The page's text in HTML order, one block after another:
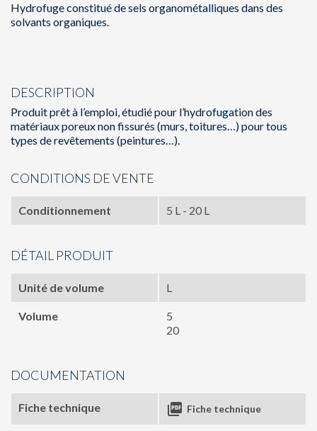
Hydrofuge constitué de sels organométalliques dans des
solvants organiques.
DESCRIPTION
Produit prêt à l’emploi, étudié pour l’hydrofugation des
matériaux poreux non fissurés (murs, toitures…) pour tous
types de revêtements (peintures…).
CONDITIONS DE VENTE
Conditionnement 5 L - 20 L
DÉTAIL PRODUIT
Unité de volume L
Volume
5
20
DOCUMENTATION
Fiche technique  Fiche technique